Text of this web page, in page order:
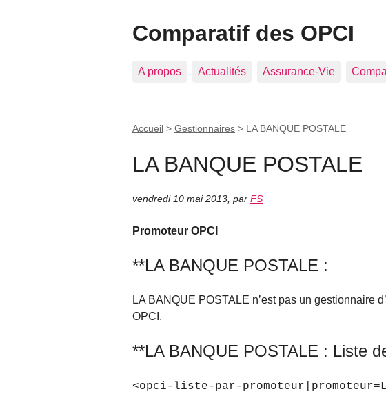
Comparatif des OPCI
A propos Actualités Assurance-Vie
Accueil > Gestionnaires > LA BANQUE POSTALE
LA BANQUE POSTALE
vendredi 10 mai 2013 par FS
Promoteur OPCI
**LA BANQUE POSTALE :
LA BANQUE POSTALE n’est pas un gestionnaire
OPCI.
**LA BANQUE POSTALE : Liste
<opci-liste-par-promoteur|promoteur=LA